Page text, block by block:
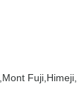
Mont Fuji, Himeji,